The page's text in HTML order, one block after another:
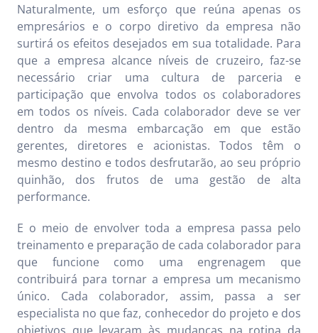
Naturalmente, um esforço que reúna apenas os
empresários e o corpo diretivo da empresa não
surtirá os efeitos desejados em sua totalidade. Para
que a empresa alcance níveis de cruzeiro, faz-se
necessário criar uma cultura de parceria e
participação que envolva todos os colaboradores
em todos os níveis. Cada colaborador deve se ver
dentro da mesma embarcação em que estão
gerentes, diretores e acionistas. Todos têm o
mesmo destino e todos desfrutarão, ao seu próprio
quinhão, dos frutos de uma gestão de alta
performance.
E o meio de envolver toda a empresa passa pelo
treinamento e preparação de cada colaborador para
que funcione como uma engrenagem que
contribuirá para tornar a empresa um mecanismo
único. Cada colaborador, assim, passa a ser
especialista no que faz, conhecedor do projeto e dos
objetivos que levaram às mudanças na rotina da